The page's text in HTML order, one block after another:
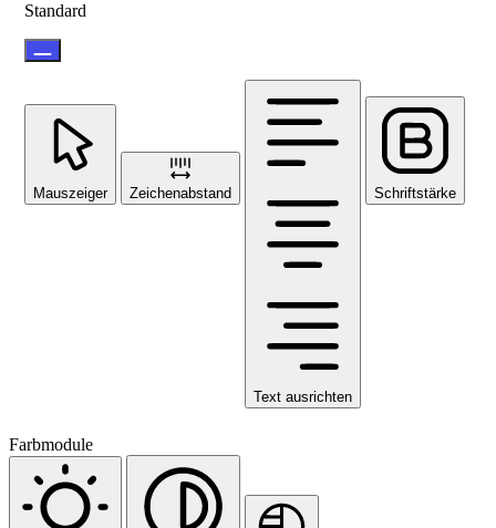
Standard
Mauszeiger Zeichenabstand
Text ausrichten
Schriftstärke
Farbmodule